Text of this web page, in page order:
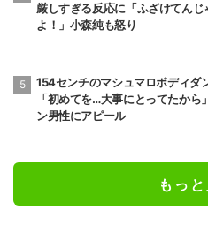
厳しすぎる反応に「ふざけてんじ
よ！」小森純も怒り
154センチのマシュマロボディダ
「初めてを…大事にとってたから
ン男性にアピール
もっ